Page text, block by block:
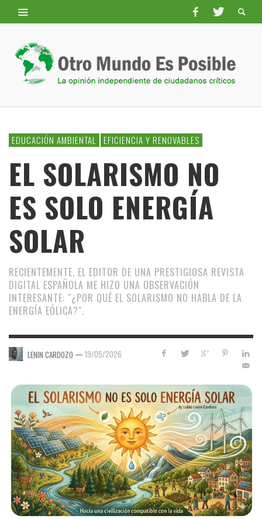
EDUCACIÓN AMBIENTAL EFICIENCIA Y RENOVABLES
EL SOLARISMO NO
ES SOLO ENERGÍA
SOLAR
RECIENTEMENTE, EL EDITOR DE UNA PRESTIGIOSA REVISTA
DIGITAL ESPAÑOLA ME HIZO UNA OBSERVACIÓN
INTERESANTE: "¿POR QUÉ EL SOLARISMO NO HABLA DE LA
ENERGÍA EÓLICA?".
LENIN CARDOZO — 19/05/2026